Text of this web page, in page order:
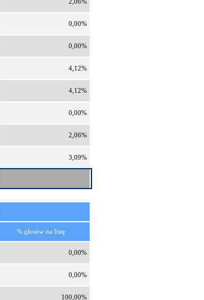
0,00%
0,00%
4,12%
4,12%
0,00%
2,06%
3,09%
% głosów na listę
0,00%
0,00%
100,00%